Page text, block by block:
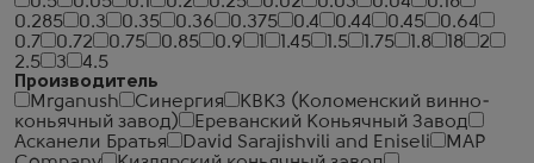
0.285
0.3 0.35 0.36 0.375 0.4 0.44 0.45
0.64
0.7
0.72 0.75 0.85 0.9 1.45 1.5 1.75 1.8 18
2
2.5
3
4.5
Производитель
Mrganush
Синергия
КВКЗ (Коломенский винно-
коньячный завод)
Ереванский Коньячный Завод
Асканели Братья
David Sarajishvili and Eniseli
MAP